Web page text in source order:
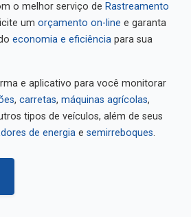
o melhor serviço de Rastreamento
um orçamento on-line e garanta
economia e eficiência para sua
e aplicativo para você monitorar
, carretas, máquinas agrícolas,
tipos de veículos, além de seus
de energia e semirreboques.